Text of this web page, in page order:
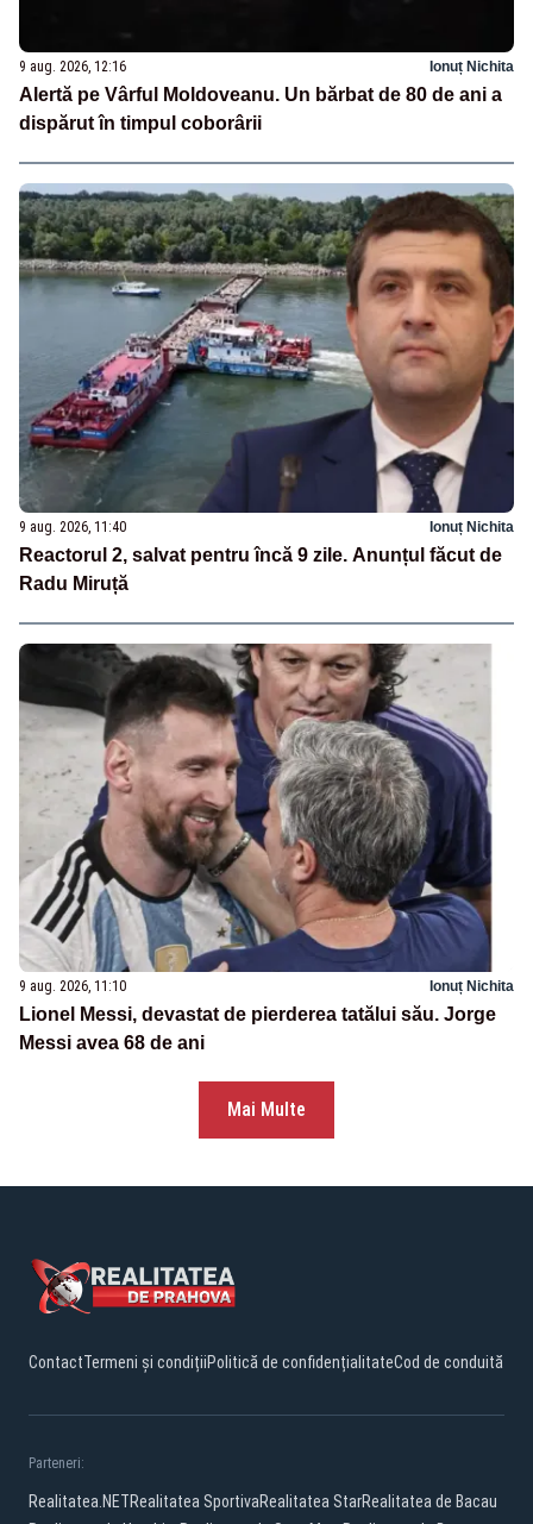
9 aug. 2026, 12:16 Ionuț Nichita
Alertă pe Vârful Moldoveanu. Un bărbat de 80 de ani a
dispărut în timpul coborârii
9 aug. 2026, 11:40 Ionuț Nichita
Reactorul 2, salvat pentru încă 9 zile. Anunțul făcut de
Radu Miruță
9 aug. 2026, 11:10 Ionuț Nichita
Lionel Messi, devastat de pierderea tatălui său. Jorge
Messi avea 68 de ani
Mai Multe
ContactTermeni și condițiiPolitică de confidențialitateCod de conduită
Parteneri:
Realitatea.NETRealitatea SportivaRealitatea StarRealitatea de Bacau